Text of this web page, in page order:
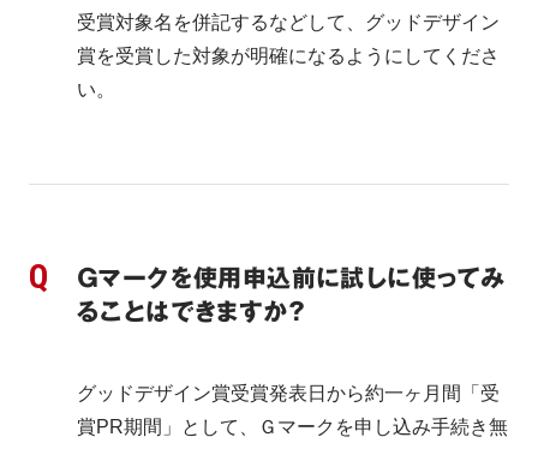
受賞対象名を併記するなどして、グッドデザイン
賞を受賞した対象が明確になるようにしてくださ
い。
Ｇマークを使用申込前に試しに使ってみ
ることはできますか？
グッドデザイン賞受賞発表日から約一ヶ月間「受
賞PR期間」として、Ｇマークを申し込み手続き無